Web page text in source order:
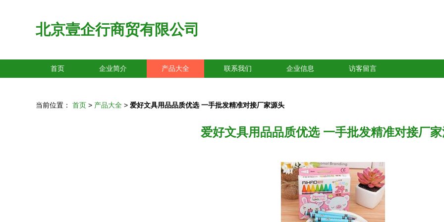
北京壹企行商贸有限公司
首页 企业简介 产品大全 联系我们 企业信息 访客留言
当前位置： 首页 > 产品大全 > 爱好文具用品品质优选 一手批发精准对接厂家源头
爱好文具用品品质优选 一手批发精准对接厂